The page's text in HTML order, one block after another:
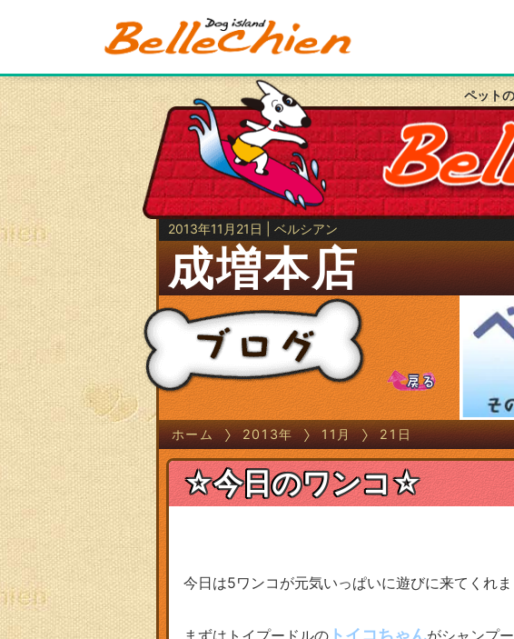
ペッ
2013年11月21日 | ベルシアン
成増本店
ホーム 2013年 11月 21日
☆今日のワンコ☆
今日は5ワンコが元気いっぱいに遊びに来てくれ
まずはトイプードルの トイコちゃんがシャンプ